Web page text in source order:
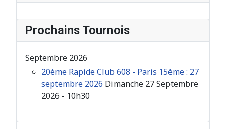
Prochains Tournois
Septembre 2026
20ème Rapide Club 608 - Paris 15ème : 27
septembre 2026 Dimanche 27 Septembre
2026 - 10h30